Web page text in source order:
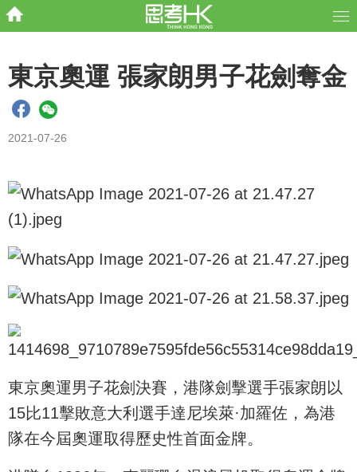
東京奧運 張家朗男子花劍奪金
2021-07-26
東京奧運男子花劍決賽，港隊劍擊選手張家朗以
15比11擊敗意大利選手達尼埃萊·加羅佐，為港
隊在今屆奧運取得歷史性首面金牌。